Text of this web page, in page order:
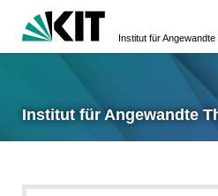
Institut für Angewandte